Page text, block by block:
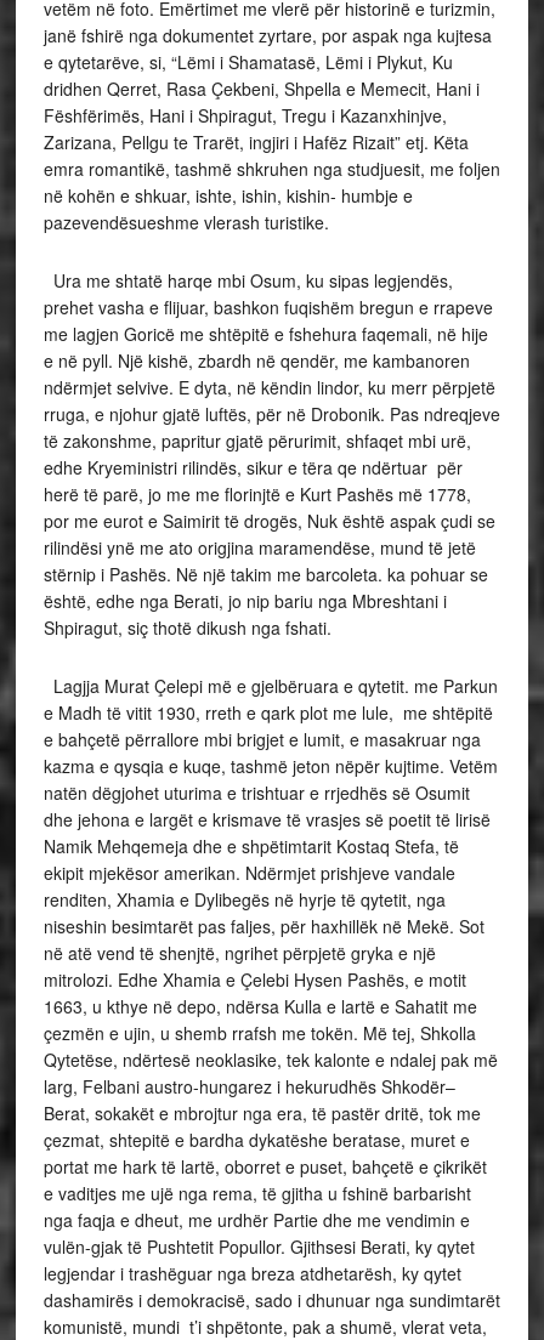
vetëm në foto. Emërtimet me vlerë për historinë e turizmin,
janë fshirë nga dokumentet zyrtare, por aspak nga kujtesa
e qytetarëve, si, “Lëmi i Shamatasë, Lëmi i Plykut, Ku
dridhen Qerret, Rasa Çekbeni, Shpella e Memecit, Hani i
Fëshfërimës, Hani i Shpiragut, Tregu i Kazanxhinjve,
Zarizana, Pellgu te Trarët, ingjiri i Hafëz Rizait” etj. Këta
emra romantikë, tashmë shkruhen nga studjuesit, me foljen
në kohën e shkuar, ishte, ishin, kishin- humbje e
pazevendësueshme vlerash turistike.
Ura me shtatë harqe mbi Osum, ku sipas legjendës,
prehet vasha e flijuar, bashkon fuqishëm bregun e rrapeve
me lagjen Goricë me shtëpitë e fshehura faqemali, në hije
e në pyll. Një kishë, zbardh në qendër, me kambanoren
ndërmjet selvive. E dyta, në këndin lindor, ku merr përpjetë
rruga, e njohur gjatë luftës, për në Drobonik. Pas ndreqjeve
të zakonshme, papritur gjatë përurimit, shfaqet mbi urë,
edhe Kryeministri rilindës, sikur e tëra qe ndërtuar për
herë të parë, jo me me florinjtë e Kurt Pashës më 1778,
por me eurot e Saimirit të drogës, Nuk është aspak çudi se
rilindësi ynë me ato origjina maramendëse, mund të jetë
stërnip i Pashës. Në një takim me barcoleta. ka pohuar se
është, edhe nga Berati, jo nip bariu nga Mbreshtani i
Shpiragut, siç thotë dikush nga fshati.
Lagjja Murat Çelepi më e gjelbëruara e qytetit. me Parkun
e Madh të vitit 1930, rreth e qark plot me lule, me shtëpitë
e bahçetë përrallore mbi brigjet e lumit, e masakruar nga
kazma e qysqia e kuqe, tashmë jeton nëpër kujtime. Vetëm
natën dëgjohet uturima e trishtuar e rrjedhës së Osumit
dhe jehona e largët e krismave të vrasjes së poetit të lirisë
Namik Mehqemeja dhe e shpëtimtarit Kostaq Stefa, të
ekipit mjekësor amerikan. Ndërmjet prishjeve vandale
renditen, Xhamia e Dylibegës në hyrje të qytetit, nga
niseshin besimtarët pas faljes, për haxhillëk në Mekë. Sot
në atë vend të shenjtë, ngrihet përpjetë gryka e një
mitrolozi. Edhe Xhamia e Çelebi Hysen Pashës, e motit
1663, u kthye në depo, ndërsa Kulla e lartë e Sahatit me
çezmën e ujin, u shemb rrafsh me tokën. Më tej, Shkolla
Qytetëse, ndërtesë neoklasike, tek kalonte e ndalej pak më
larg, Felbani austro-hungarez i hekurudhës Shkodër–
Berat, sokakët e mbrojtur nga era, të pastër dritë, tok me
çezmat, shtepitë e bardha dykatëshe beratase, muret e
portat me hark të lartë, oborret e puset, bahçetë e çikrikët
e vaditjes me ujë nga rema, të gjitha u fshinë barbarisht
nga faqja e dheut, me urdhër Partie dhe me vendimin e
vulën-gjak të Pushtetit Popullor. Gjithsesi Berati, ky qytet
legjendar i trashëguar nga breza atdhetarësh, ky qytet
dashamirës i demokracisë, sado i dhunuar nga sundimtarët
komunistë, mundi t’i shpëtonte, pak a shumë, vlerat veta,